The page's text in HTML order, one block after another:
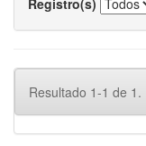
Resultado 1-1 de 1.